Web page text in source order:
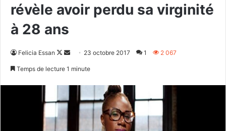
révèle avoir perdu sa virginité
à 28 ans
Felicia Essan
Follow
Envoyer23 octobre 2017 1 2 067
Temps de lecture 1 minute